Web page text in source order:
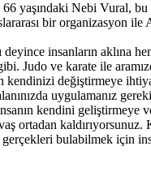
Nebi Vural, bu
bir organizasyon
insanların aklına
Judo ve karate ile
değiştirmeye
uygulamanız
kendini geliştirmeye
ortadan
bulabilmek için